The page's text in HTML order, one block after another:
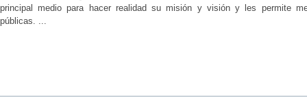
principal medio para hacer realidad su misión y visión y les permite
públicas. ...